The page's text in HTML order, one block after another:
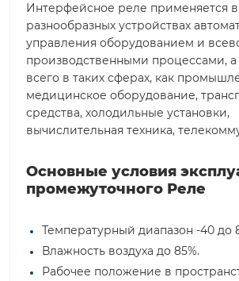
Интерфейсное реле применяется в
разнообразных устройствах
управления оборудованием и
производственными процессами,
всего в таких сферах, как
медицинское оборудование,
средства, холодильные установки,
вычислительная техника,
Основные условия
промежуточного Реле
Температурный диапазон -40 до
Влажность воздуха до 85%.
Рабочее положение в